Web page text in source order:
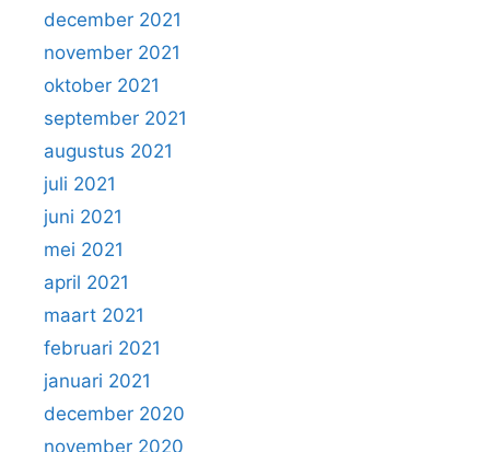
december 2021
november 2021
oktober 2021
september 2021
augustus 2021
juli 2021
juni 2021
mei 2021
april 2021
maart 2021
februari 2021
januari 2021
december 2020
november 2020